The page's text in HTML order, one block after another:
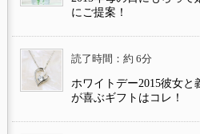
にご提案！
読了時間：約 6分
ホワイトデー2015彼女
が喜ぶギフトはコレ！